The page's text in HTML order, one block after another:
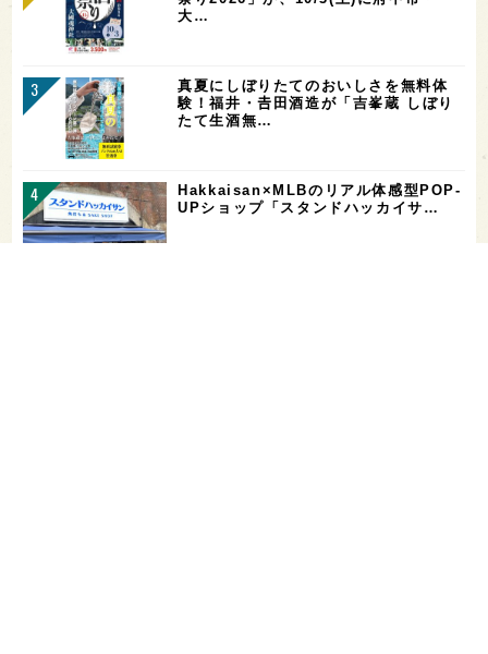
大…
真夏にしぼりたてのおいしさを無料体
験！福井・𠮷田酒造が「吉峯蔵 しぼり
たて生酒無…
Hakkaisan×MLBのリアル体感型POP-
UPショップ「スタンドハッカイサ…